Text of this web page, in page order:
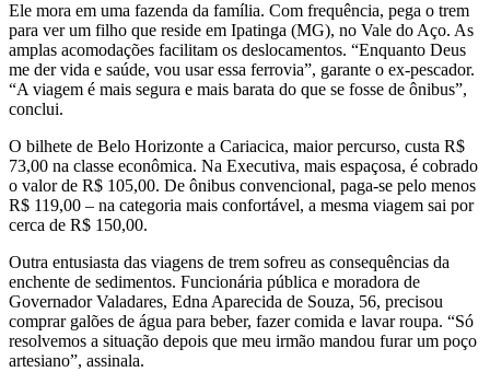
Ele mora em uma fazenda da família. Com frequência, pega o trem
para ver um filho que reside em Ipatinga (MG), no Vale do Aço. As
amplas acomodações facilitam os deslocamentos. “Enquanto Deus
me der vida e saúde, vou usar essa ferrovia”, garante o ex-pescador.
“A viagem é mais segura e mais barata do que se fosse de ônibus”,
conclui.
O bilhete de Belo Horizonte a Cariacica, maior percurso, custa R$
73,00 na classe econômica. Na Executiva, mais espaçosa, é cobrado
o valor de R$ 105,00. De ônibus convencional, paga-se pelo menos
R$ 119,00 – na categoria mais confortável, a mesma viagem sai por
cerca de R$ 150,00.
Outra entusiasta das viagens de trem sofreu as consequências da
enchente de sedimentos. Funcionária pública e moradora de
Governador Valadares, Edna Aparecida de Souza, 56, precisou
comprar galões de água para beber, fazer comida e lavar roupa. “Só
resolvemos a situação depois que meu irmão mandou furar um poço
artesiano”, assinala.